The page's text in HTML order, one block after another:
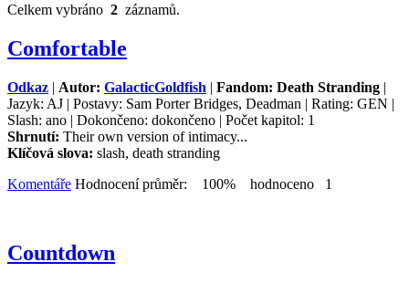
Celkem vybráno 2 záznamů.
Comfortable
Odkaz | Autor: GalacticGoldfish | Fandom: Death Stranding |
Jazyk: AJ | Postavy: Sam Porter Bridges, Deadman | Rating: GEN |
Slash: ano | Dokončeno: dokončeno | Počet kapitol: 1
Shrnutí: Their own version of intimacy...
Klíčová slova: slash, death stranding
Komentáře Hodnocení průměr: 100% hodnoceno 1
Countdown